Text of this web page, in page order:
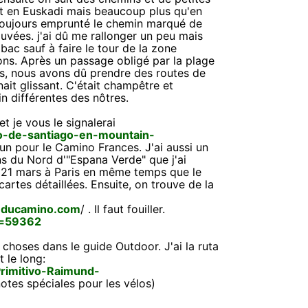
Euskadi mais beaucoup plus qu'en
emprunté le chemin marqué de
j'ai dû me rallonger un peu mais
sauf à faire le tour de la zone
Après un passage obligé par la plage
nous avons dû prendre des routes de
glissant. C'était champêtre et
différentes des nôtres.
je vous le signalerai
de-santiago-en-mountain-
pour le Camino Frances. J'ai aussi un
du Nord d'"Espana Verde" que j'ai
mars à Paris en même temps que le
détaillées. Ensuite, on trouve de la
/ . Il faut fouiller.
dans le guide Outdoor. J'ai la ruta
le long:
Raimund-
spéciales pour les vélos)